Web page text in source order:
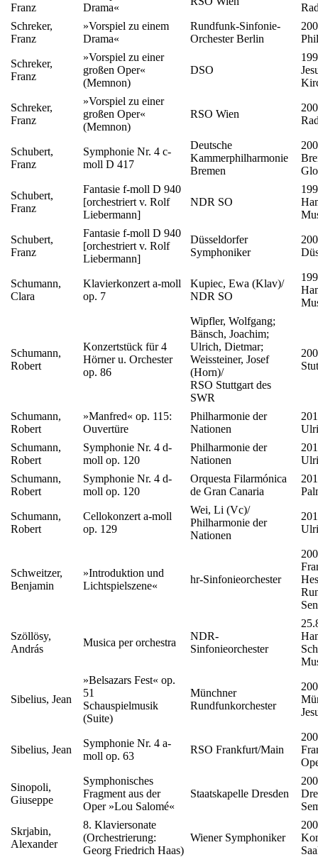
Franz
Drama«
Schreker,
Franz
»Vorspiel zu einem
Drama«
Rundfunk-Sinfonie-
Orchester Berlin
Schreker,
Franz
»Vorspiel zu einer
großen Oper«
(Memnon)
DSO
Schreker,
Franz
»Vorspiel zu einer
großen Oper«
(Memnon)
RSO Wien
Schubert,
Franz
Symphonie Nr. 4 c-
moll D 417
Deutsche
Kammerphilharmonie
Bremen
Schubert,
Franz
Fantasie f-moll D 940
[orchestriert v. Rolf
Liebermann]
NDR SO
Schubert,
Franz
Fantasie f-moll D 940
[orchestriert v. Rolf
Liebermann]
Düsseldorfer
Symphoniker
Schumann,
Clara
Klavierkonzert a-moll
op. 7
Kupiec, Ewa (Klav)/
NDR SO
Schumann,
Robert
Konzertstück für 4
Hörner u. Orchester
op. 86
Wipfler, Wolfgang;
Bänsch, Joachim;
Ulrich, Dietmar;
Weissteiner, Josef
(Horn)/
RSO Stuttgart des
SWR
Schumann,
Robert
»Manfred« op. 115:
Ouvertüre
Philharmonie der
Nationen
Schumann,
Robert
Symphonie Nr. 4 d-
moll op. 120
Philharmonie der
Nationen
Schumann,
Robert
Symphonie Nr. 4 d-
moll op. 120
Orquesta Filarmónica
de Gran Canaria
Schumann,
Robert
Cellokonzert a-moll
op. 129
Wei, Li (Vc)/
Philharmonie der
Nationen
Schweitzer,
Benjamin
»Introduktion und
Lichtspielszene«
hr-Sinfonieorchester
Szöllösy,
András
Musica per orchestra
NDR-
Sinfonieorchester
Sibelius, Jean
»Belsazars Fest« op.
51
Schauspielmusik
(Suite)
Münchner
Rundfunkorchester
Sibelius, Jean
Symphonie Nr. 4 a-
moll op. 63
RSO Frankfurt/Main
Sinopoli,
Giuseppe
Symphonisches
Fragment aus der
Oper »Lou Salomé«
Staatskapelle Dresden
Skrjabin,
Alexander
8. Klaviersonate
(Orchestrierung:
Georg Friedrich Haas)
Wiener Symphoniker